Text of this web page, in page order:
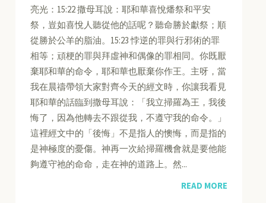
亮光：15:22 撒母耳說：耶和華喜悅燔祭和平安
祭，豈如喜悅人聽從他的話呢？聽命勝於獻祭；順
從勝於公羊的脂油。15:23 悖逆的罪與行邪術的罪
相等；頑梗的罪與拜虛神和偶像的罪相同。你既厭
棄耶和華的命令，耶和華也厭棄你作王。主呀，當
我在晨禱帶領大家對齊今天的經文時，你讓我看見
耶和華的話臨到撒母耳說：「我立掃羅為王，我後
悔了，因為他轉去不跟從我，不遵守我的命令。」
這裡經文中的「後悔」不是指人的懊悔，而是指的
是神極度的憂傷。神再一次給掃羅機會就是要他能
夠遵守祂的命命，走在神的道路上。然...
READ MORE